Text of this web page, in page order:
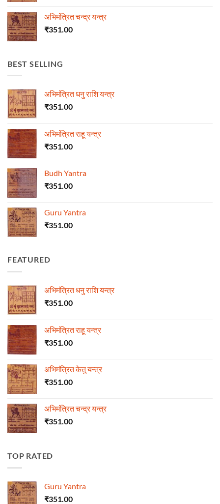
अभिमंत्रित चन्द्र यन्त्र
₹351.00
BEST SELLING
अभिमंत्रित धनु राशि यन्त्र
₹351.00
अभिमंत्रित राहू यन्त्र
₹351.00
Budh Yantra
₹351.00
Guru Yantra
₹351.00
FEATURED
अभिमंत्रित धनु राशि यन्त्र
₹351.00
अभिमंत्रित राहू यन्त्र
₹351.00
अभिमंत्रित केतु यन्त्र
₹351.00
अभिमंत्रित चन्द्र यन्त्र
₹351.00
TOP RATED
Guru Yantra
₹351.00